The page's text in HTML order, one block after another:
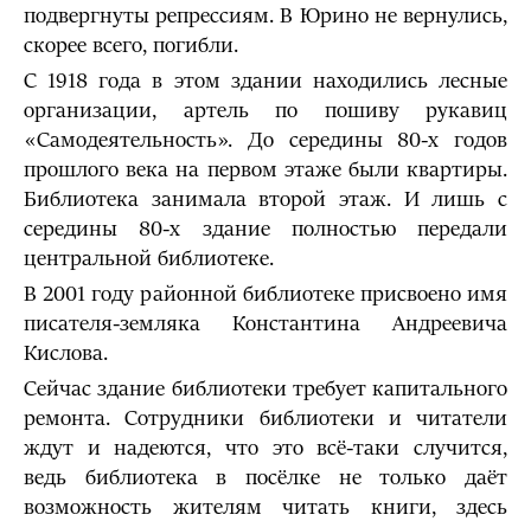
подвергнуты репрессиям. В Юрино не вернулись,
скорее всего, погибли.
С 1918 года в этом здании находились лесные
организации, артель по пошиву рукавиц
«Самодеятельность». До середины 80-х годов
прошлого века на первом этаже были квартиры.
Библиотека занимала второй этаж. И лишь с
середины 80-х здание полностью передали
центральной библиотеке.
В 2001 году районной библиотеке присвоено имя
писателя-земляка Константина Андреевича
Кислова.
Сейчас здание библиотеки требует капитального
ремонта. Сотрудники библиотеки и читатели
ждут и надеются, что это всё-таки случится,
ведь библиотека в посёлке не только даёт
возможность жителям читать книги, здесь